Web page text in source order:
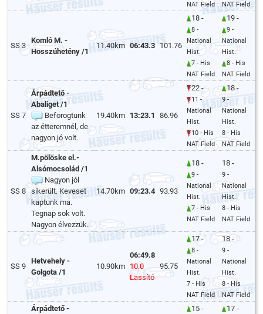
NAT Field
NAT Field
SS 3
Komló M. -
Hosszúhetény /1
11.40km 06:43.3 101.76
18 -
8 -
National
Hist.
7 - His
NAT Field
19 -
9 -
National
Hist.
8 - His
NAT Field
SS 7
Árpádtető -
Abaliget /1
Beforogtunk
az étteremnél, de
nagyon jó volt.
19.40km 13:23.1 86.96
22 -
11 -
National
Hist.
10 - His
NAT Field
18 -
9 -
National
Hist.
8 - His
NAT Field
SS 8
M.pölöske el.-
Alsómocsolád /1
Nagyon jól
sikerült. Keveset
kaptunk ma.
Tegnap sok volt.
Nagyon élvezzük.
14.70km 09:23.4 93.93
18 -
9 -
National
Hist.
7 - His
NAT Field
18 -
9 -
National
Hist.
8 - His
NAT Field
SS 9
Hetvehely -
Golgota /1
10.90km
06:49.8
10.0
Lassító
95.75
17 -
8 -
National
Hist.
7 - His
NAT Field
18 -
9 -
National
Hist.
8 - His
NAT Field
Árpádtető - 15 - 17 -